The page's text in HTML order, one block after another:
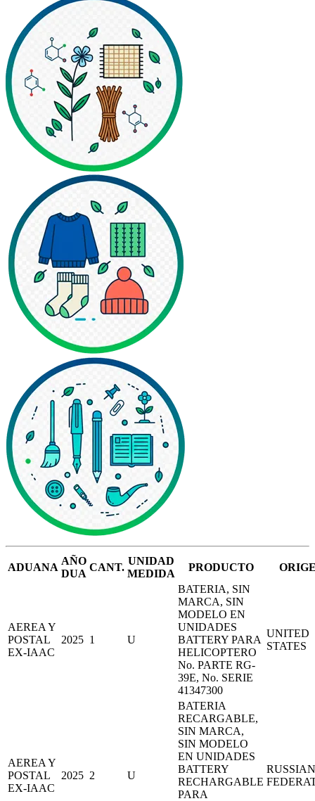
ADUANA
AÑO
DUA
CANT.
UNIDAD
MEDIDA
PRODUCTO
AEREA Y
POSTAL
EX-IAAC
2025 1 U
BATERIA, SIN
MARCA, SIN
MODELO EN
UNIDADES
BATTERY PARA
HELICOPTERO
No. PARTE RG-
39E, No. SERIE
41347300
UNITED
STATES
AEREA Y
POSTAL
EX-IAAC
2025 2 U
BATERIA
RECARGABLE,
SIN MARCA,
SIN MODELO
EN UNIDADES
BATTERY
RECHARGABLE
PARA
RUSSIAN